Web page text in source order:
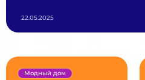
22.05.2025
Модный дом